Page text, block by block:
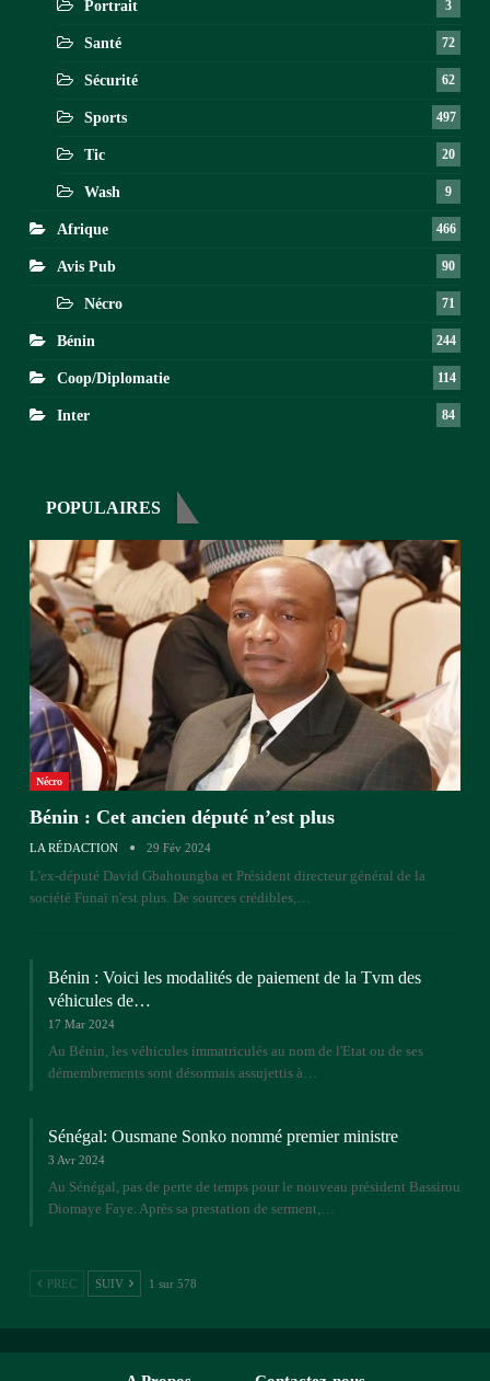
Portrait 3
Santé 72
Sécurité 62
Sports 497
Tic 20
Wash 9
Afrique 466
Avis Pub 90
Nécro 71
Bénin 244
Coop/Diplomatie 114
Inter 84
POPULAIRES
Nécro
Bénin : Cet ancien député n’est plus
LA RÉDACTION 29 Fév 2024
L'ex-député David Gbahoungba et Président directeur général de la
société Funaï n'est plus. De sources crédibles,…
Bénin : Voici les modalités de paiement de la Tvm des
véhicules de…
17 Mar 2024
Au Bénin, les véhicules immatriculés au nom de l'Etat ou de ses
démembrements sont désormais assujettis à…
Sénégal: Ousmane Sonko nommé premier ministre
3 Avr 2024
Au Sénégal, pas de perte de temps pour le nouveau président Bassirou
Diomaye Faye. Après sa prestation de serment,…
PREC SUIV 1 sur 578